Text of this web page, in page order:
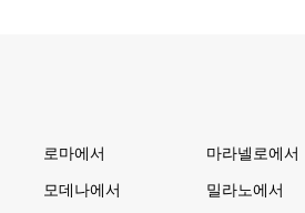
로마에서 마라넬로에서
모데나에서 밀라노에서